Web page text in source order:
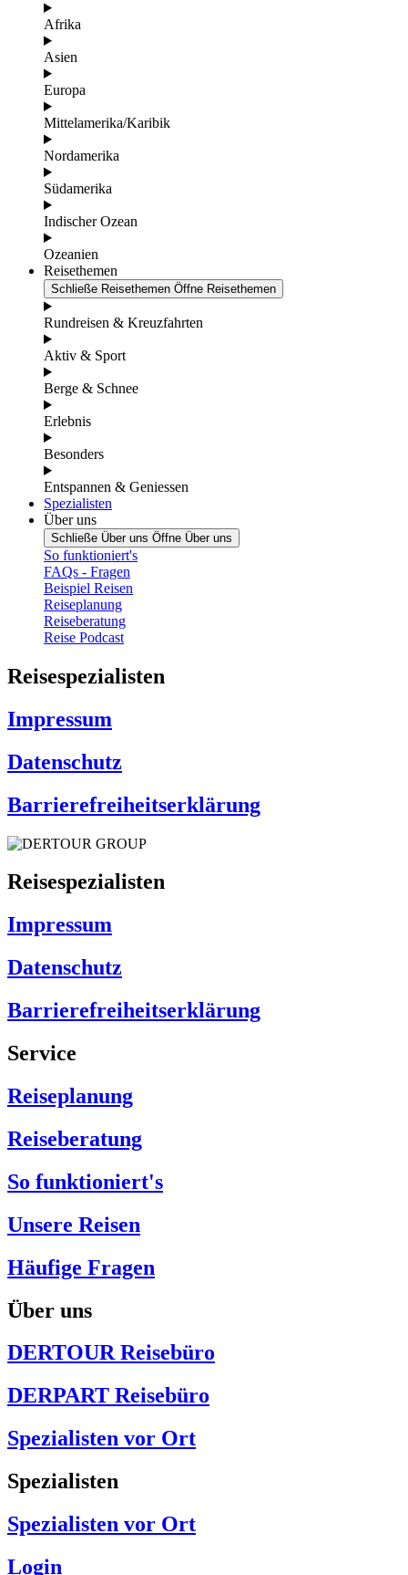
Afrika
Asien
Europa
Mittelamerika/Karibik
Nordamerika
Südamerika
Indischer Ozean
Ozeanien
Reisethemen
Schließe Reisethemen Öffne Reisethemen
Rundreisen & Kreuzfahrten
Aktiv & Sport
Berge & Schnee
Erlebnis
Besonders
Entspannen & Geniessen
Spezialisten
Über uns
Schließe Über uns Öffne Über uns
So funktioniert's
FAQs - Fragen
Beispiel Reisen
Reiseplanung
Reiseberatung
Reise Podcast
Reisespezialisten
Impressum
Datenschutz
Barrierefreiheitserklärung
Reisespezialisten
Impressum
Datenschutz
Barrierefreiheitserklärung
Service
Reiseplanung
Reiseberatung
So funktioniert's
Unsere Reisen
Häufige Fragen
Über uns
DERTOUR Reisebüro
DERPART Reisebüro
Spezialisten vor Ort
Spezialisten
Spezialisten vor Ort
Login